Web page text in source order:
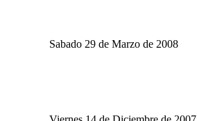
Sabado 29 de Marzo de 2008